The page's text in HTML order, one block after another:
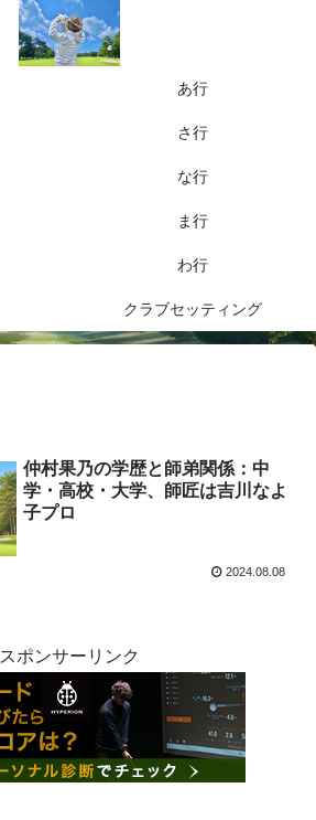
あ行
さ行
な行
ま行
わ行
クラブセッティング
仲村果乃の学歴と師弟関係：中
学・高校・大学、師匠は吉川なよ
子プロ
2024.08.08
スポンサーリンク